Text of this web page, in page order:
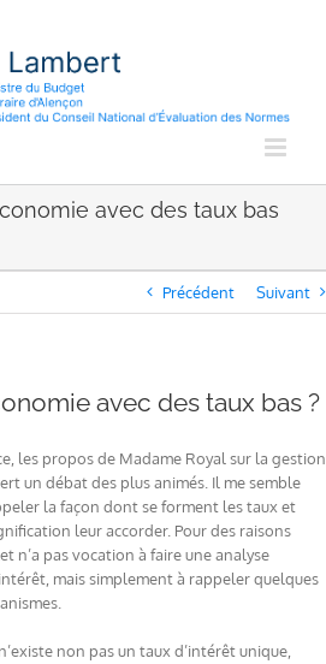
avec des taux bas
Précédent Suivant
avec des taux bas ?
les propos de Madame Royal sur la gestion
un débat des plus animés. Il me semble
la façon dont se forment les taux et
leur accorder. Pour des raisons
n’a pas vocation à faire une analyse
mais simplement à rappeler quelques
non pas un taux d’intérêt unique,